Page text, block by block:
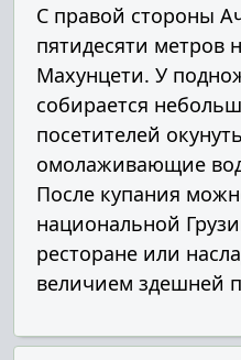
С правой стороны
пятидесяти метров
Махунцети. У
собирается
посетителей
омолаживающие
После купания
национальной
ресторане или
величием здешней